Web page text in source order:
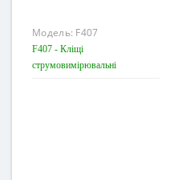
Модель: F407
F407 - Кліщі
струмовимірювальні